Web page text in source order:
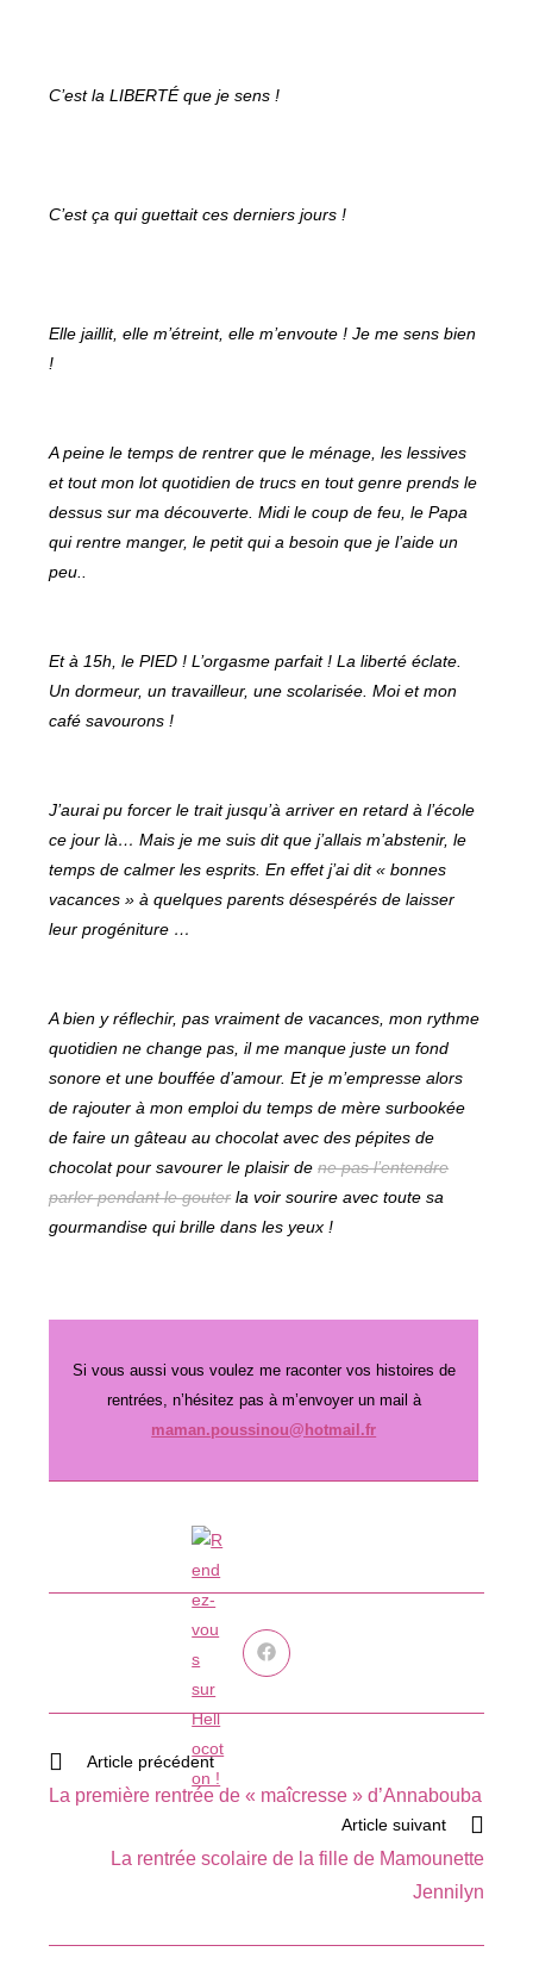
C’est la LIBERTÉ que je sens !
C’est ça qui guettait ces derniers jours !
Elle jaillit, elle m’étreint, elle m’envoute ! Je me sens bien
!
A peine le temps de rentrer que le ménage, les lessives
et tout mon lot quotidien de trucs en tout genre prends le
dessus sur ma découverte. Midi le coup de feu, le Papa
qui rentre manger, le petit qui a besoin que je l’aide un
peu..
Et à 15h, le PIED ! L’orgasme parfait ! La liberté éclate.
Un dormeur, un travailleur, une scolarisée. Moi et mon
café savourons !
J’aurai pu forcer le trait jusqu’à arriver en retard à l’école
ce jour là… Mais je me suis dit que j’allais m’abstenir, le
temps de calmer les esprits. En effet j’ai dit « bonnes
vacances » à quelques parents désespérés de laisser
leur progéniture …
A bien y réflechir, pas vraiment de vacances, mon rythme
quotidien ne change pas, il me manque juste un fond
sonore et une bouffée d’amour. Et je m’empresse alors
de rajouter à mon emploi du temps de mère surbookée
de faire un gâteau au chocolat avec des pépites de
chocolat pour savourer le plaisir dene pas l’entendre
parler pendant le gouter la voir sourire avec toute sa
gourmandise qui brille dans les yeux !
Si vous aussi vous voulez me raconter vos histoires de
rentrées, n’hésitez pas à m’envoyer un mail à
maman.poussinou@hotmail.fr
Ouvrir
dans
autre
Read
articles
Article précédent
La première rentrée de « maîcresse » d’Annabouba
Article suivant
La rentrée scolaire de la fille de Mamounette
Jennilyn